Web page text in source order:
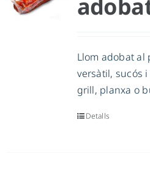
Llom adobat al
versàtil, sucós
grill, planxa o
Detalls